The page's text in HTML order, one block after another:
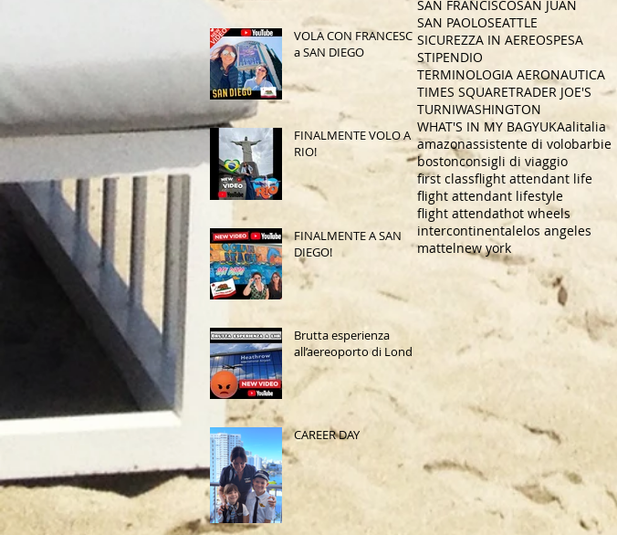
VOLA CON FRANCESCA
a SAN DIEGO
FINALMENTE VOLO A
RIO!
FINALMENTE A SAN
DIEGO!
Brutta esperienza
all’aereoporto di Londra
CAREER DAY
SAN FRANCISCOSAN JUAN
SAN PAOLOSEATTLE
SICUREZZA IN AEREOSPESA
STIPENDIO
TERMINOLOGIA AERONAUTICA
TIMES SQUARETRADER JOE'S
TURNIWASHINGTON
WHAT'S IN MY BAGYUKAalitalia
amazonassistente di volobarbie
bostonconsigli di viaggio
first classflight attendant life
flight attendant lifestyle
flight attendathot wheels
intercontinentalelos angeles
mattelnew york